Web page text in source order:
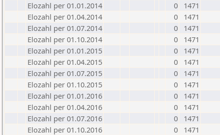
Elozahl per 01.01.2014
0
1471
Elozahl per 01.04.2014
0
1471
Elozahl per 01.07.2014
0
1471
Elozahl per 01.10.2014
0
1471
Elozahl per 01.01.2015
0
1471
Elozahl per 01.04.2015
0
1471
Elozahl per 01.07.2015
0
1471
Elozahl per 01.10.2015
0
1471
Elozahl per 01.01.2016
0
1471
Elozahl per 01.04.2016
0
1471
Elozahl per 01.07.2016
0
1471
Elozahl per 01.10.2016
0
1471